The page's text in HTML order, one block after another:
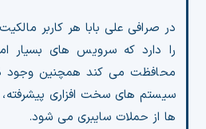
در صرافی علی بابا هر کاربر
را دارد که سرویس های بسیار
محافظت می کند همچنین وجود
سیستم های سخت افزاری
ها از حملات سایبری می شود.